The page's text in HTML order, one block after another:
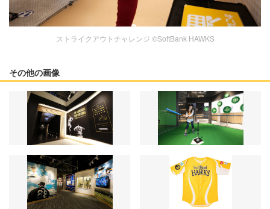
ストライクアウトチャレンジ ©SoftBank HAWKS
その他の画像